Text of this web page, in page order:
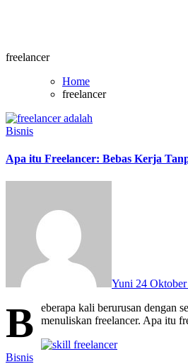
freelancer
Home
freelancer
Bisnis
Apa itu Freelancer: Bebas Kerja
Yuni 24
B
eberapa kali berurusan dengan
menuliskan freelancer. Apa itu
Bisnis